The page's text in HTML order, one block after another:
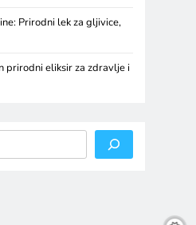
Prirodni lek za gljivice,
prirodni eliksir za zdravlje i